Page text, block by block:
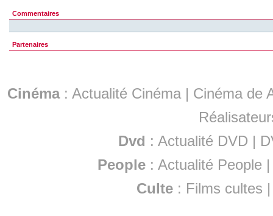
Commentaires
Partenaires
Cinéma: Actualité Cinéma | Cinéma de
Dvd : Actualité DVD |
People :Actualité People
Culte : Films cultes